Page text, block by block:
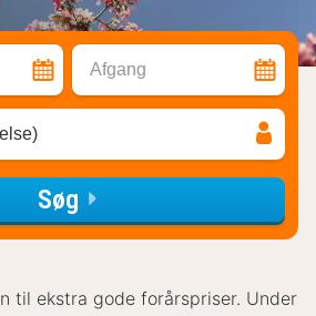
Afgang
Søg
til ekstra gode forårspriser. Under